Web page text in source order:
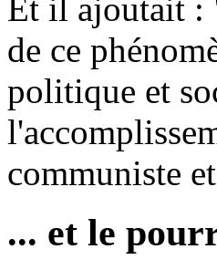
Et il ajoutait :
de ce
politique et
communiste
... et le